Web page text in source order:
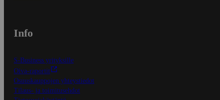
Info
S-Business yrityksille
Oiva-raportit
Osuuskauppojen yhteystiedot
Tilaus- ja toimitusehdot